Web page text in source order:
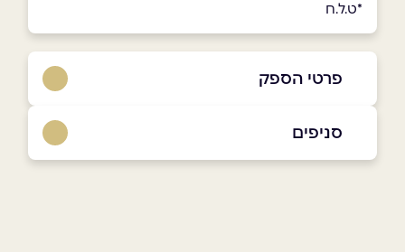
*ט.ל.ח
פרטי הספק
באתר בפייסבוק באינסטגרם
סניפים